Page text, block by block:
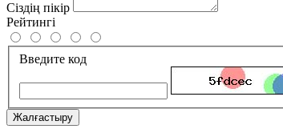
Сіздің пікір
Рейтингі
Введите код
Жалғастыру